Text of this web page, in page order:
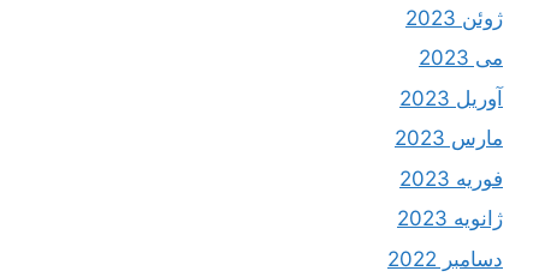
ژوئن 2023
می 2023
آوریل 2023
مارس 2023
فوریه 2023
ژانویه 2023
دسامبر 2022